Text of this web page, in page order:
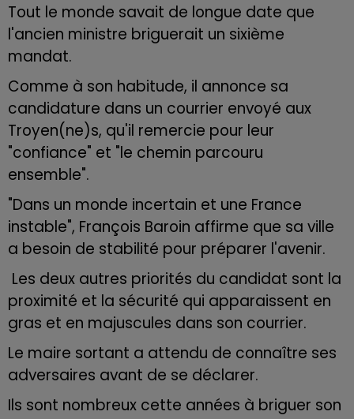
Tout le monde savait de longue date que
l'ancien ministre briguerait un sixième
mandat.
Comme à son habitude, il annonce sa
candidature dans un courrier envoyé aux
Troyen(ne)s, qu'il remercie pour leur
"confiance" et "le chemin parcouru
ensemble".
"Dans un monde incertain et une France
instable", François Baroin affirme que sa ville
a besoin de stabilité pour préparer l'avenir.
Les deux autres priorités du candidat sont la
proximité et la sécurité qui apparaissent en
gras et en majuscules dans son courrier.
Le maire sortant a attendu de connaître ses
adversaires avant de se déclarer.
Ils sont nombreux cette années à briguer son